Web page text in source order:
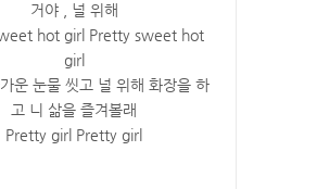
거야 , 널 위해
hot girl Pretty sweet hot
girl
운 눈물 씻고 널 위해 화장을 하
고 니 삶을 즐겨볼래
Pretty girl Pretty girl